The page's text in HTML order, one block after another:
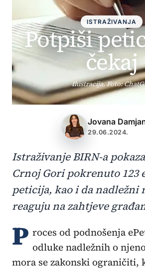
ISTRAŽIVANJA
Potpiši
čekaj
Ilustracija. Foto:
Jovana
29.06.2024.
Istraživanje BIRN-a
Crnoj Gori pokrenuto
peticija, kao i da nadležni
reaguju na zahtjeve
P roces od podnošenja
odluke nadležnih o
mora se zakonski ograničiti,